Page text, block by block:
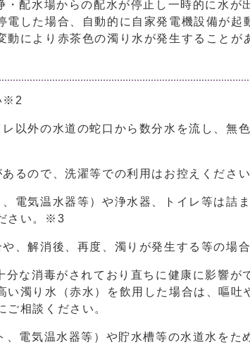
配水場からの配水が停止し一時的に水が
電した場合、自動的に自家発電機設備が起
動により赤茶色の濁り水が発生することが
※2
以外の水道の蛇口から数分水を流し、無
るので、洗濯等での利用はお控えください
電気温水器等）や浄水器、トイレ等は詰
さい。※3
、解消後、再度、濁りが発生する等の場
な消毒がされており直ちに健康に影響が
い濁り水（赤水）を飲用した場合は、嘔
ご相談ください。
電気温水器等）や貯水槽等の水道水をた